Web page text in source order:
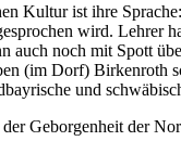
Kultur ist ihre
wird. Lehrer
noch mit Spott
(im Dorf)
und
Geborgenheit der